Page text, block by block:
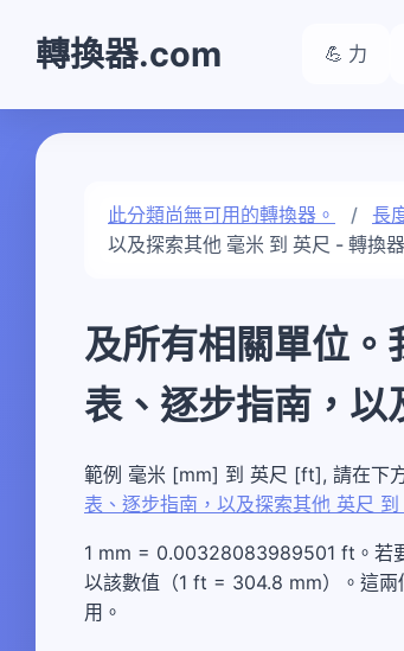
轉換器.com 💪 力
此分類尚無可用的轉換器。 長
以及探索其他 毫米 到 英尺 - 轉換
及所有相關單位。
表、逐步指南，以
範例 毫米 [mm] 到 英尺 [ft], 請在下
表、逐步指南，以及探索其他 英尺 到
1 mm = 0.00328083989501 ft。若
以該數值（1 ft = 304.8 mm）。這兩
用。